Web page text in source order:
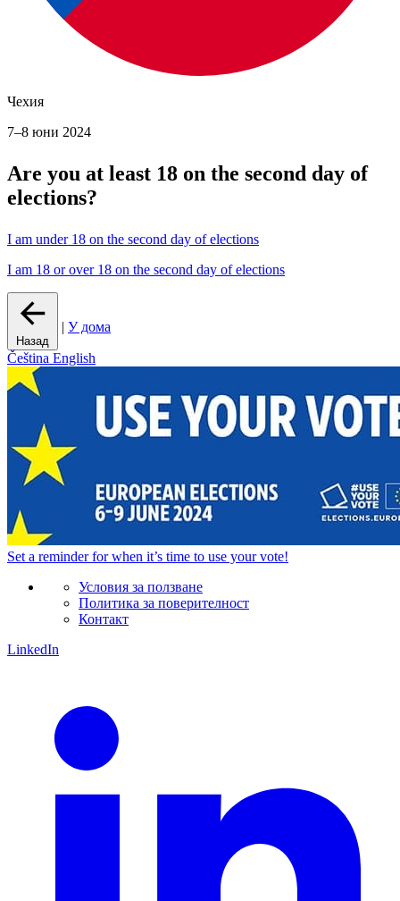
Чехия
7–8 юни 2024
Are you at least 18 on the second day of
elections?
I am under 18 on the second day of elections
I am 18 or over 18 on the second day of elections
Назад
| У дома
Čeština English
Set a reminderfor when it’s time to use your vote!
Условия за ползване
Политика за поверителност
Контакт
LinkedIn